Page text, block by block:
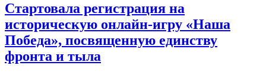
презентация
книги
детей
войны"
Стартовала регистрация на
историческую онлайн-игру «Наша
Победа», посвященную единству
фронта и тыла